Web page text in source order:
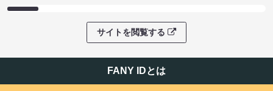
サイトを閲覧する
FANY IDとは